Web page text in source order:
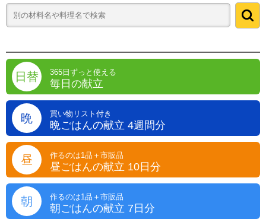
日替 365日ずっと使える
毎日の献立
晩 買い物リスト付き
晩ごはんの献立 4週間分
昼 作るのは1品＋市販品
昼ごはんの献立 10日分
朝 作るのは1品＋市販品
朝ごはんの献立 7日分